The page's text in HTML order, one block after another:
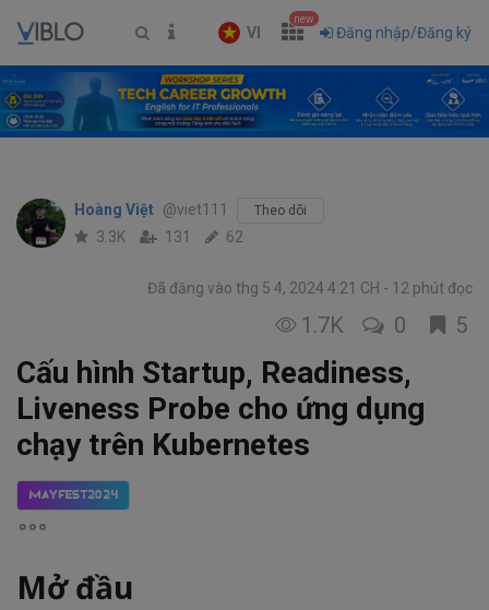
VI
new
Đăng nhập/Đăng ký
Hoàng Việt @viet111 Theo dõi
3.3K 131 62
Đã đăng vào thg 5 4, 2024 4:21 CH 12 phút đọc
1.7K 0 5
Cấu hình Startup, Readiness,
Liveness Probe cho ứng dụng
chạy trên Kubernetes
MayFest2024
Mở đầu